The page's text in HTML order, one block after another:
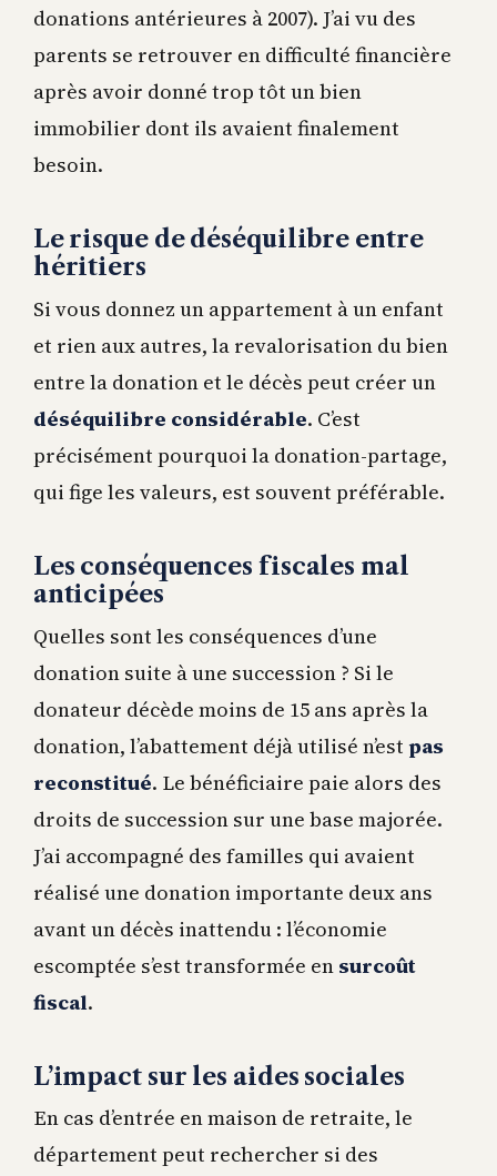
donations antérieures à 2007). J’ai vu des
parents se retrouver en difficulté financière
après avoir donné trop tôt un bien
immobilier dont ils avaient finalement
besoin.
Le risque de déséquilibre entre
héritiers
Si vous donnez un appartement à un enfant
et rien aux autres, la revalorisation du bien
entre la donation et le décès peut créer un
déséquilibre considérable. C’est
précisément pourquoi la donation-partage,
qui fige les valeurs, est souvent préférable.
Les conséquences fiscales mal
anticipées
Quelles sont les conséquences d’une
donation suite à une succession ? Si le
donateur décède moins de 15 ans après la
donation, l’abattement déjà utilisé n’est pas
reconstitué. Le bénéficiaire paie alors des
droits de succession sur une base majorée.
J’ai accompagné des familles qui avaient
réalisé une donation importante deux ans
avant un décès inattendu : l’économie
escomptée s’est transformée en surcoût
fiscal.
L’impact sur les aides sociales
En cas d’entrée en maison de retraite, le
département peut rechercher si des